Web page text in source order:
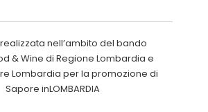
nell’ambito del bando
& Wine di Regione Lombardia e
Lombardia per la promozione di
Sapore inLOMBARDIA